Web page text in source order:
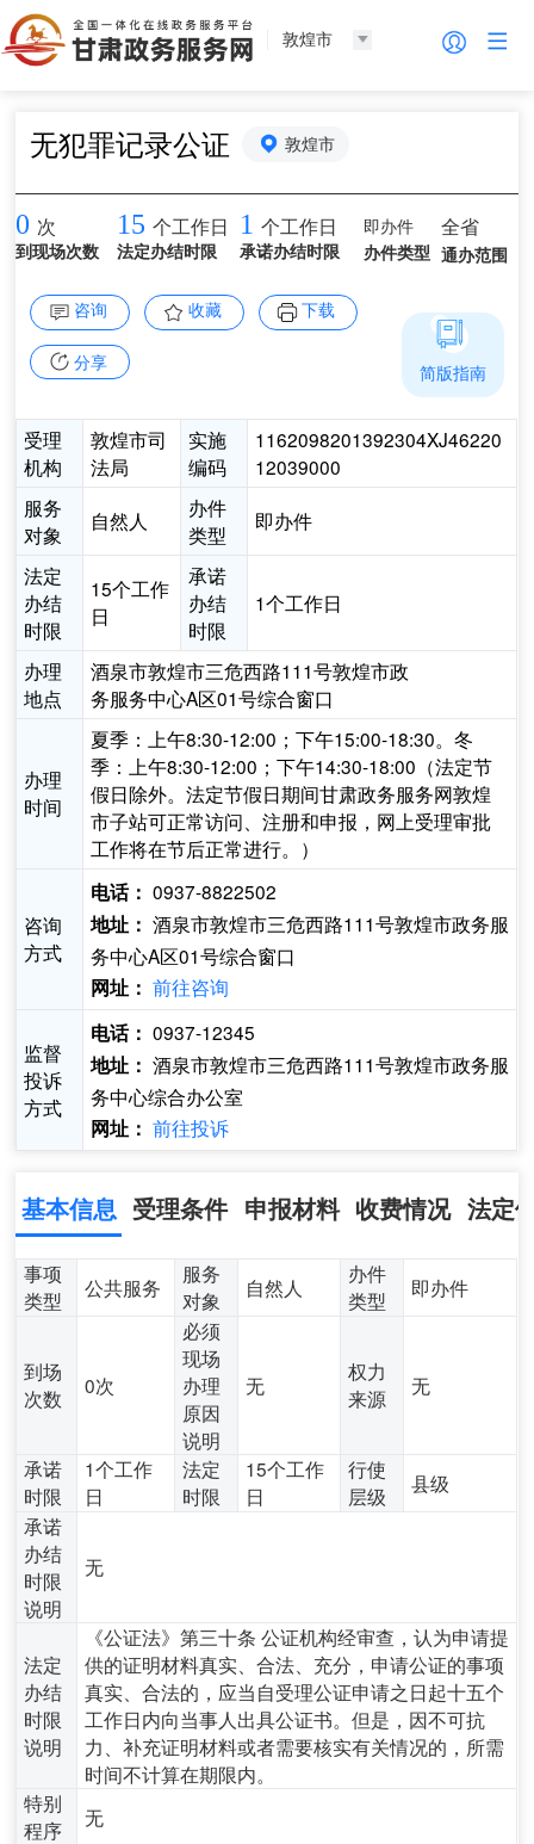
敦煌市
无犯罪记录公证 敦煌市
0 次
到现场次数
15 个工作日
法定办结时限
1 个工作日
承诺办结时限
即办件
办件类型
全省
通办范围
咨询 收藏 下载
分享
受理
机构
敦煌市司
法局
实施
编码
1162098201392304XJ46220
12039000
服务
对象
自然人
办件
类型
即办件
法定
办结
时限
15个工作
日
承诺
办结
时限
1个工作日
办理
地点
酒泉市敦煌市三危西路111号敦煌市政
务服务中心A区01号综合窗口
办理
时间
夏季：上午8:30-12:00；下午15:00-18:30。冬
季：上午8:30-12:00；下午14:30-18:00（法定节
假日除外。法定节假日期间甘肃政务服务网敦煌
市子站可正常访问、注册和申报，网上受理审批
工作将在节后正常进行。）
咨询
方式
电话： 0937-8822502
地址： 酒泉市敦煌市三危西路111号敦煌市政务服
务中心A区01号综合窗口
网址： 前往咨询
监督
投诉
方式
电话： 0937-12345
地址： 酒泉市敦煌市三危西路111号敦煌市政务服
务中心综合办公室
网址： 前往投诉
简版指南
基本信息 受理条件 申报材料 收费情况 法定
事项
类型
公共服务
服务
对象
自然人
办件
类型
即办件
到场
次数
0次
必须
现场
办理
原因
说明
无
权力
来源
无
承诺
时限
1个工作
日
法定
时限
15个工作
日
行使
层级
县级
承诺
办结
时限
说明
无
法定
办结
时限
说明
《公证法》第三十条 公证机构经审查，认为申请提
供的证明材料真实、合法、充分，申请公证的事项
真实、合法的，应当自受理公证申请之日起十五个
工作日内向当事人出具公证书。但是，因不可抗
力、补充证明材料或者需要核实有关情况的，所需
时间不计算在期限内。
特别
程序
无